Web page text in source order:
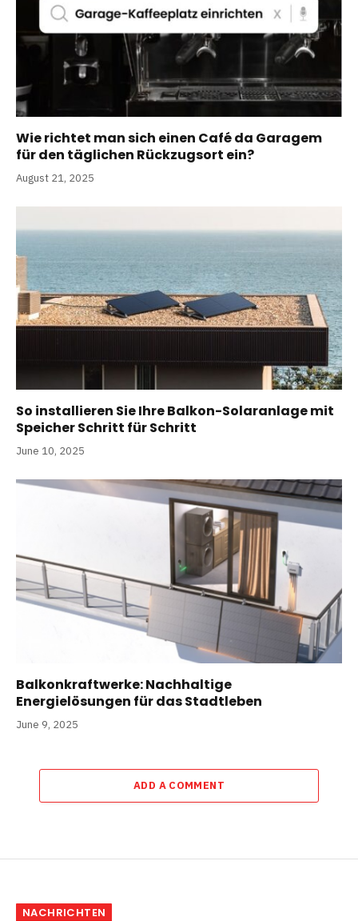
Wie richtet man sich einen Café da Garagem
für den täglichen Rückzugsort ein?
August 21, 2025
So installieren Sie Ihre Balkon-Solaranlage mit
Speicher Schritt für Schritt
June 10, 2025
Balkonkraftwerke: Nachhaltige
Energielösungen für das Stadtleben
June 9, 2025
ADD A COMMENT
NACHRICHTEN